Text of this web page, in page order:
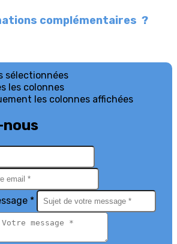
complémentaires ?